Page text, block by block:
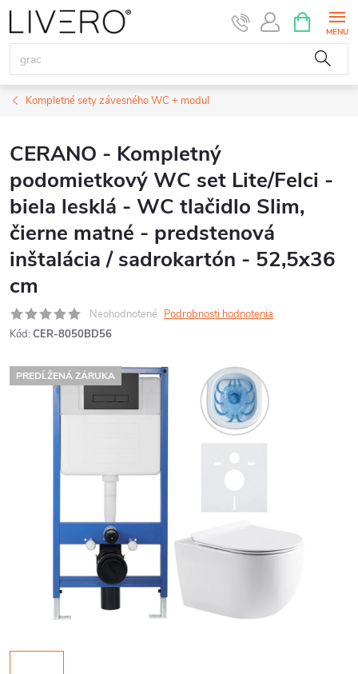
Prejsť
na
obsah
KOŠÍK
Kompletné sety závesného WC + modul
CERANO - Kompletný
podomietkový WC set Lite/Felci -
biela lesklá - WC tlačidlo Slim,
čierne matné - predstenová
inštalácia / sadrokartón - 52,5x36
cm
Neohodnotené Podrobnosti hodnotenia
Kód: CER-8050BD56
PREDĹŽENÁ ZÁRUKA